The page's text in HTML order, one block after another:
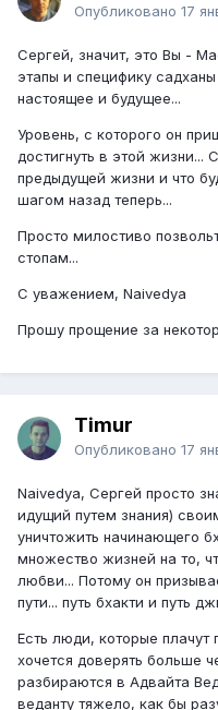
Опубликовано 17
Сергей, значит, это Вы -
этапы и специфику
настоящее и будущее...
Уровень, с которого он
достигнуть в этой жизни...
предыдущей жизни и что
шагом назад теперь...
Просто милостиво
стопам...
С уважением, Naivedya
Прошу прощение за
Timur
Опубликовано 17
Naivedya, Сергей просто
идущий путем знания)
уничтожить начинающего
множество жизней на то,
любви... Потому он
пути... путь бхакти и путь
Есть люди, которые
хочется доверять больше
разбираются в Адвайта
веданту тяжело, как бы